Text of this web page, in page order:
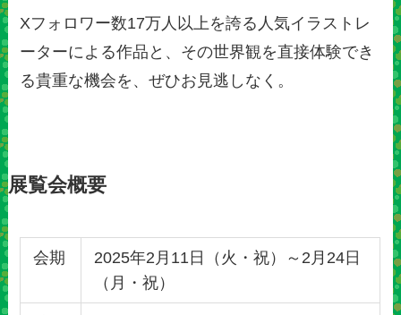
Xフォロワー数17万人以上を誇る人気イラストレ
ーターによる作品と、その世界観を直接体験でき
る貴重な機会を、ぜひお見逃しなく。
展覧会概要
会期
2025年2月11日（火・祝）～2月24日
（月・祝）